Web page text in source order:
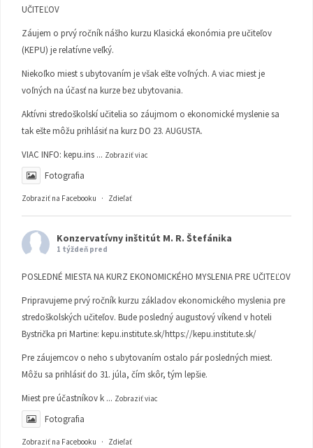
UČITEĽOV
Záujem o prvý ročník nášho kurzu Klasická ekonómia pre učiteľov
(KEPU) je relatívne veľký.
Niekoľko miest s ubytovaním je však ešte voľných. A viac miest je
voľných na účasť na kurze bez ubytovania.
Aktívni stredoškolskí učitelia so záujmom o ekonomické myslenie sa
tak ešte môžu prihlásiť na kurz DO 23. AUGUSTA.
VIAC INFO: kepu.ins ... Zobraziť viac
Fotografia
Zobraziť na Facebooku · Zdieľať
Konzervatívny inštitút M. R. Štefánika
1 týždeň pred
POSLEDNÉ MIESTA NA KURZ EKONOMICKÉHO MYSLENIA PRE UČITEĽOV
Pripravujeme prvý ročník kurzu základov ekonomického myslenia pre
stredoškolských učiteľov. Bude posledný augustový víkend v hoteli
Bystrička pri Martine: kepu.institute.sk/https://kepu.institute.sk/
Pre záujemcov o neho s ubytovaním ostalo pár posledných miest.
Môžu sa prihlásiť do 31. júla, čím skôr, tým lepšie.
Miest pre účastníkov k ... Zobraziť viac
Fotografia
Zobraziť na Facebooku · Zdieľať